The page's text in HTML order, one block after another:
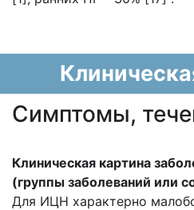
Cимптомы,
Клиническая картина
(группы заболеваний или
Для ИЦН характерно